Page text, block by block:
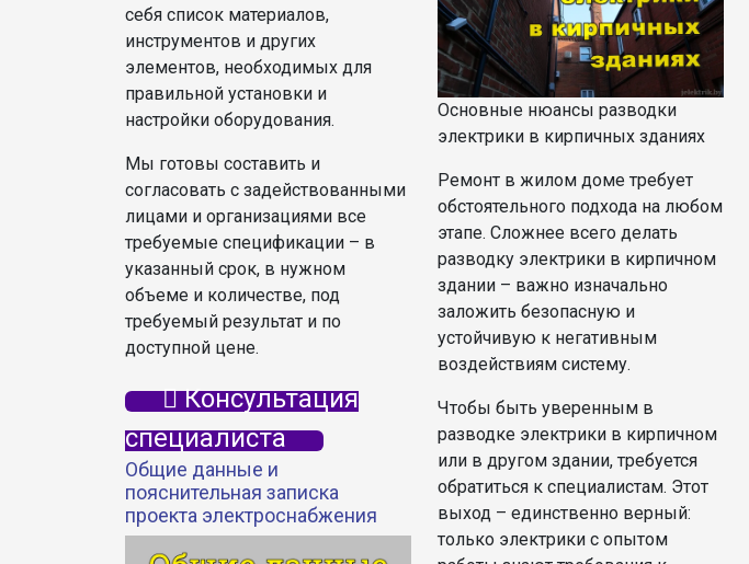
себя список материалов,
инструментов и других
элементов, необходимых для
правильной установки и
настройки оборудования.
Мы готовы составить и
согласовать с задействованными
лицами и организациями все
требуемые спецификации – в
указанный срок, в нужном
объеме и количестве, под
требуемый результат и по
доступной цене.
Консультация
специалиста
Общие данные и
пояснительная записка
проекта электроснабжения
Основные нюансы разводки
электрики в кирпичных зданиях
Ремонт в жилом доме требует
обстоятельного подхода на любом
этапе. Сложнее всего делать
разводку электрики в кирпичном
здании – важно изначально
заложить безопасную и
устойчивую к негативным
воздействиям систему.
Чтобы быть уверенным в
разводке электрики в кирпичном
или в другом здании, требуется
обратиться к специалистам. Этот
выход – единственно верный:
только электрики с опытом